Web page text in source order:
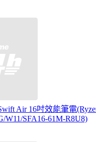
Air 16吋效能筆電
W11/SFA16-61M-R8U8)